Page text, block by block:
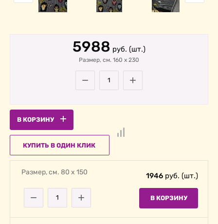
5988 руб. (шт.)
Размер, cм. 160 х 230
− +
В КОРЗИНУ
КУПИТЬ В ОДИН КЛИК
Размер, cм. 80 х 150 1946 руб. (шт.)
− + В КОРЗИНУ